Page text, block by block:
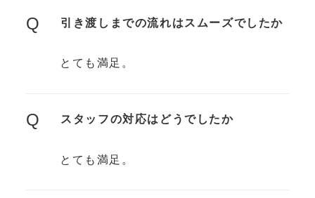
Q 引き渡しまでの流れはスムーズでしたか
とても満足。
Q スタッフの対応はどうでしたか
とても満足。